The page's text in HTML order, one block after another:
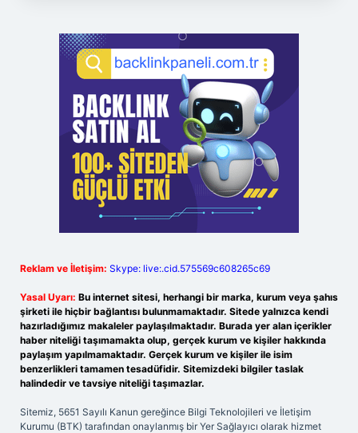
Reklam ve İletişim: Skype: live:.cid.575569c608265c69
Yasal Uyarı: Bu internet sitesi, herhangi bir marka, kurum veya şahıs
şirketi ile hiçbir bağlantısı bulunmamaktadır. Sitede yalnızca kendi
hazırladığımız makaleler paylaşılmaktadır. Burada yer alan içerikler
haber niteliği taşımamakta olup, gerçek kurum ve kişiler hakkında
paylaşım yapılmamaktadır. Gerçek kurum ve kişiler ile isim
benzerlikleri tamamen tesadüfidir. Sitemizdeki bilgiler taslak
halindedir ve tavsiye niteliği taşımazlar.
Sitemiz, 5651 Sayılı Kanun gereğince Bilgi Teknolojileri ve İletişim
Kurumu (BTK) tarafından onaylanmış bir Yer Sağlayıcı olarak hizmet